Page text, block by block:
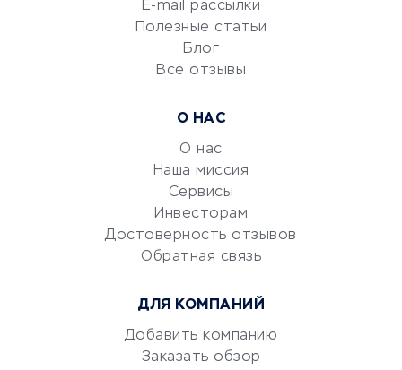
УСЛУГИ ДЛЯ БИЗНЕСА
документооборот
Юридические компании
Аудиторские компании
Бухгалтерия онлайн
E-mail рассылки
Полезные статьи
Блог
Все отзывы
О НАС
О нас
Наша миссия
Сервисы
Инвесторам
Достоверность отзывов
Обратная связь
ДЛЯ КОМПАНИЙ
Добавить компанию
Заказать обзор